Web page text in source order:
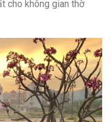
cho không gian thờ